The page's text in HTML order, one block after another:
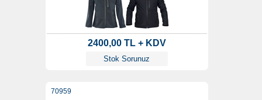
2400,00 TL + KDV
Stok Sorunuz
70959